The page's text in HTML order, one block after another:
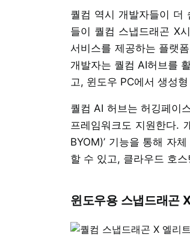
퀄컴 역시 개발자들이 더
들이 퀄컴 스냅드래곤 X
서비스를 제공하는 플랫
개발자는 퀄컴 AI허브를
고, 윈도우 PC에서 생성
퀄컴 AI 허브는 허깅페이
프레임워크도 지원한다.
BYOM)’ 기능을 통해 자
할 수 있고, 클라우드 호
윈도우용 스냅드래곤